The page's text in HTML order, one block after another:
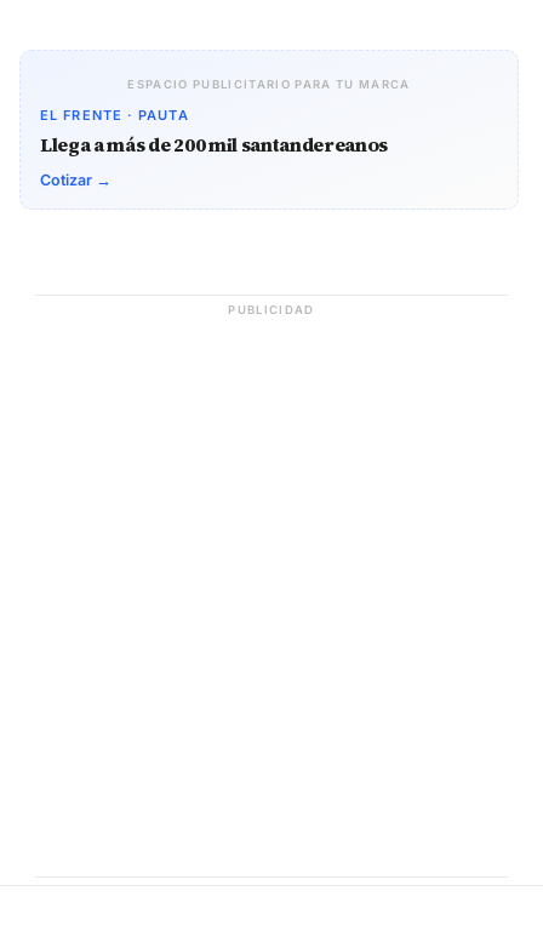
ESPACIO PUBLICITARIO PARA TU MARCA
EL FRENTE · PAUTA
Llega a más de 200 mil santandereanos
Cotizar →
PUBLICIDAD